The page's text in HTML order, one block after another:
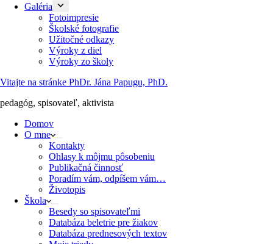
Galéria
Fotoimpresie
Školské fotografie
Užitočné odkazy
Výroky z diel
Výroky zo školy
Vitajte na stránke PhDr. Jána Papugu, PhD.
pedagóg, spisovateľ, aktivista
Domov
O mne
Kontakty
Ohlasy k môjmu pôsobeniu
Publikačná činnosť
Poradím vám, odpíšem vám…
Životopis
Škola
Besedy so spisovateľmi
Databáza beletrie pre žiakov
Databáza prednesových textov